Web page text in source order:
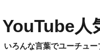
YouTube人
いろんな言葉でユーチュ